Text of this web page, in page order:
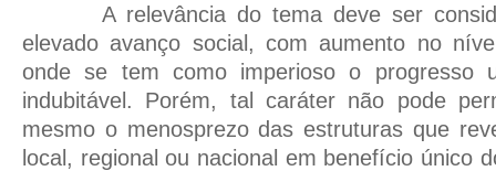
A relevância do tema deve ser
elevado avanço social, com aumento no
onde se tem como imperioso o progresso
indubitável. Porém, tal caráter não pode
mesmo o menosprezo das estruturas que
local, regional ou nacional em benefício único